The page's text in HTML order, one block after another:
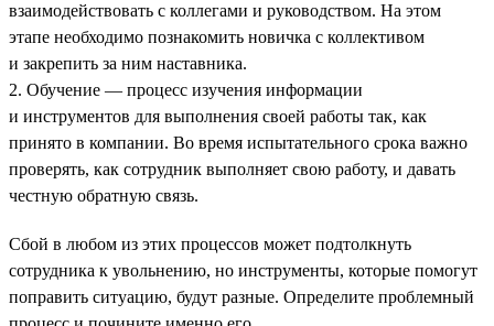
взаимодействовать с коллегами и руководством. На этом
этапе необходимо познакомить новичка с коллективом
и закрепить за ним наставника.
2. Обучение — процесс изучения информации
и инструментов для выполнения своей работы так, как
принято в компании. Во время испытательного срока важно
проверять, как сотрудник выполняет свою работу, и давать
честную обратную связь.
Сбой в любом из этих процессов может подтолкнуть
сотрудника к увольнению, но инструменты, которые помогут
поправить ситуацию, будут разные. Определите проблемный